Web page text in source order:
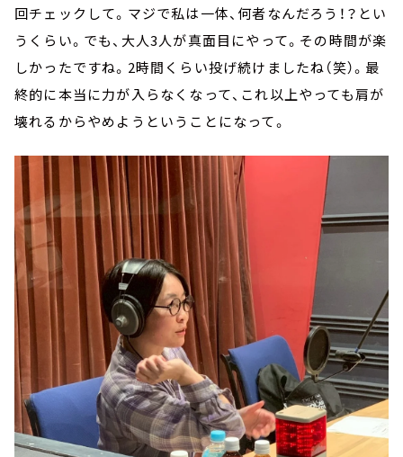
回チェックして。マジで私は一体、何者なんだろう！？とい
うくらい。でも、大人3人が真面目にやって。その時間が楽
しかったですね。2時間くらい投げ続けましたね（笑）。最
終的に本当に力が入らなくなって、これ以上やっても肩が
壊れるからやめようということになって。